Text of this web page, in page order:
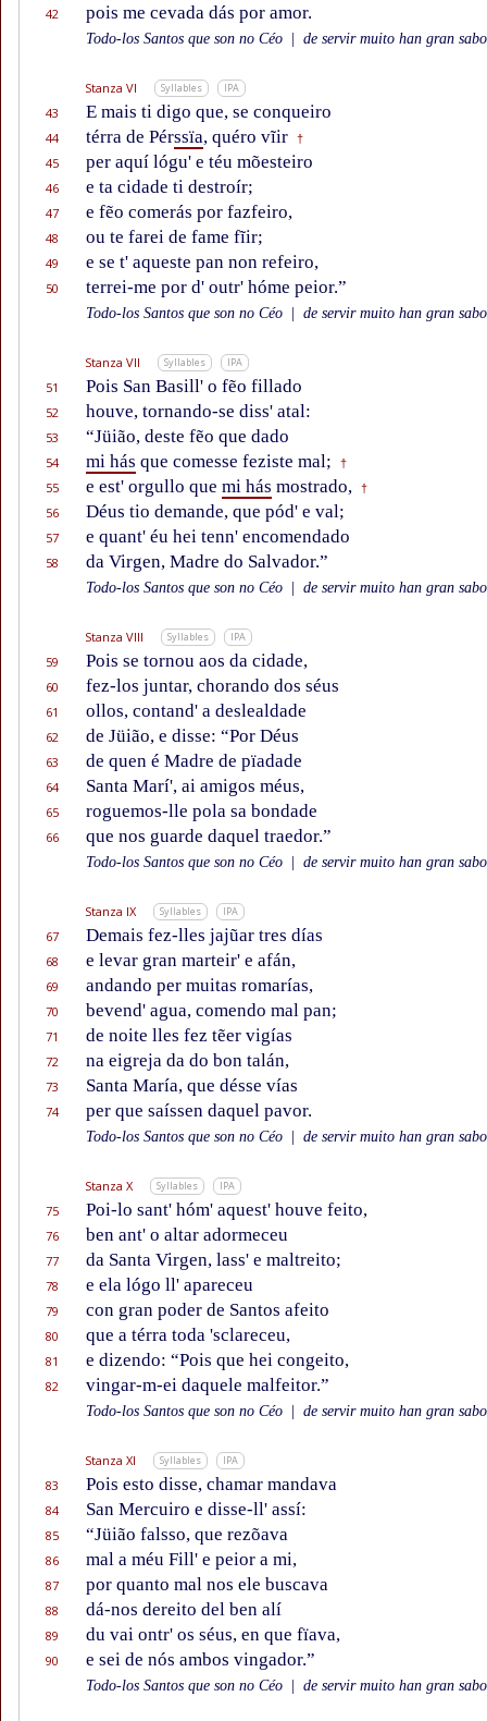
42 pois me cevada dás por amor.
Todo-los Santos que son no Céo de servir muito han gran
Stanza VI Syllables IPA
43 E mais ti digo que, se conqueiro
44 térra de Pérssïa, quéro vĩir †
45 per aquí lógu' e téu mõesteiro
46 e ta cidade ti destroír;
47 e fẽo comerás por fazfeiro,
48 ou te farei de fame fĩir;
49 e se t' aqueste pan non refeiro,
50 terrei-me por d' outr' hóme peior.”
Todo-los Santos que son no Céo de servir muito han gran
Stanza VII Syllables IPA
51 Pois San Basill' o fẽo fillado
52 houve, tornando-se diss' atal:
53 “Jüião, deste fẽo que dado
54 mi hás que comesse feziste mal; †
55 e est' orgullo que mi hás mostrado, †
56 Déus tio demande, que pód' e val;
57 e quant' éu hei tenn' encomendado
58 da Virgen, Madre do Salvador.”
Todo-los Santos que son no Céo de servir muito han gran
Stanza VIII Syllables IPA
59 Pois se tornou aos da cidade,
60 fez-los juntar, chorando dos séus
61 ollos, contand' a deslealdade
62 de Jüião, e disse: “Por Déus
63 de quen é Madre de pïadade
64 Santa Marí', ai amigos méus,
65 roguemos-lle pola sa bondade
66 que nos guarde daquel traedor.”
Todo-los Santos que son no Céo de servir muito han gran
Stanza IX Syllables IPA
67 Demais fez-lles jajũar tres días
68 e levar gran marteir' e afán,
69 andando per muitas romarías,
70 bevend' agua, comendo mal pan;
71 de noite lles fez tẽer vigías
72 na eigreja da do bon talán,
73 Santa María, que désse vías
74 per que saíssen daquel pavor.
Todo-los Santos que son no Céo de servir muito han gran
Stanza X Syllables IPA
75 Poi-lo sant' hóm' aquest' houve feito,
76 ben ant' o altar adormeceu
77 da Santa Virgen, lass' e maltreito;
78 e ela lógo ll' apareceu
79 con gran poder de Santos afeito
80 que a térra toda 'sclareceu,
81 e dizendo: “Pois que hei congeito,
82 vingar-m-ei daquele malfeitor.”
Todo-los Santos que son no Céo de servir muito han gran
Stanza XI Syllables IPA
83 Pois esto disse, chamar mandava
84 San Mercuiro e disse-ll' assí:
85 “Jüião falsso, que rezõava
86 mal a méu Fill' e peior a mi,
87 por quanto mal nos ele buscava
88 dá-nos dereito del ben alí
89 du vai ontr' os séus, en que fïava,
90 e sei de nós ambos vingador.”
Todo-los Santos que son no Céo de servir muito han gran